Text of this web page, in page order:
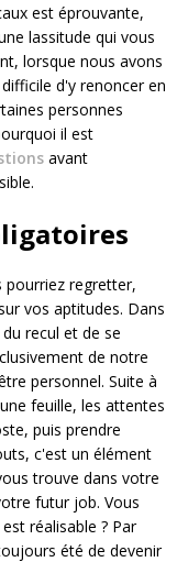
est éprouvante,
lassitude qui vous
lorsque nous avons
d'y renoncer en
personnes
il est
avant
pourriez regretter,
vos aptitudes. Dans
recul et de se
de notre
personnel. Suite à
feuille, les attentes
puis prendre
c'est un élément
trouve dans votre
futur job. Vous
réalisable ? Par
été de devenir